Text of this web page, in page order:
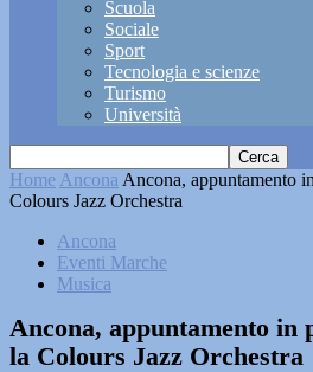
Scuola
Sociale
Sport
Tecnologia e scienze
Turismo
Università
Home Ancona Ancona, appuntamento
Colours Jazz Orchestra
Ancona
Eventi Marche
Musica
Ancona, appuntamento in
la Colours Jazz Orchestra